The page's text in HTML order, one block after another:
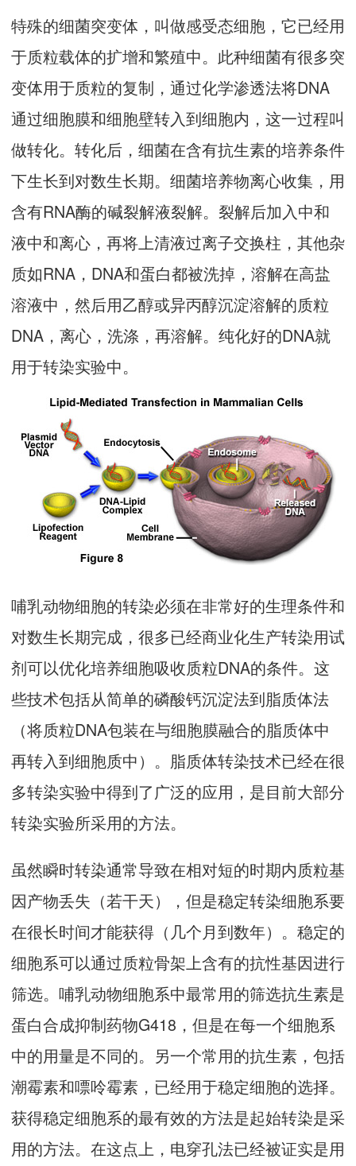
特殊的细菌突变体，叫做感受态细胞，它已经用
于质粒载体的扩增和繁殖中。此种细菌有很多突
变体用于质粒的复制，通过化学渗透法将DNA
通过细胞膜和细胞壁转入到细胞内，这一过程叫
做转化。转化后，细菌在含有抗生素的培养条件
下生长到对数生长期。细菌培养物离心收集，用
含有RNA酶的碱裂解液裂解。裂解后加入中和
液中和离心，再将上清液过离子交换柱，其他杂
质如RNA，DNA和蛋白都被洗掉，溶解在高盐
溶液中，然后用乙醇或异丙醇沉淀溶解的质粒
DNA，离心，洗涤，再溶解。纯化好的DNA就
用于转染实验中。
哺乳动物细胞的转染必须在非常好的生理条件和
对数生长期完成，很多已经商业化生产转染用试
剂可以优化培养细胞吸收质粒DNA的条件。这
些技术包括从简单的磷酸钙沉淀法到脂质体法
（将质粒DNA包装在与细胞膜融合的脂质体中
再转入到细胞质中）。脂质体转染技术已经在很
多转染实验中得到了广泛的应用，是目前大部分
转染实验所采用的方法。
虽然瞬时转染通常导致在相对短的时期内质粒基
因产物丢失（若干天），但是稳定转染细胞系要
在很长时间才能获得（几个月到数年）。稳定的
细胞系可以通过质粒骨架上含有的抗性基因进行
筛选。哺乳动物细胞系中最常用的筛选抗生素是
蛋白合成抑制药物G418，但是在每一个细胞系
中的用量是不同的。另一个常用的抗生素，包括
潮霉素和嘌呤霉素，已经用于稳定细胞的选择。
获得稳定细胞系的最有效的方法是起始转染是采
用的方法。在这点上，电穿孔法已经被证实是用